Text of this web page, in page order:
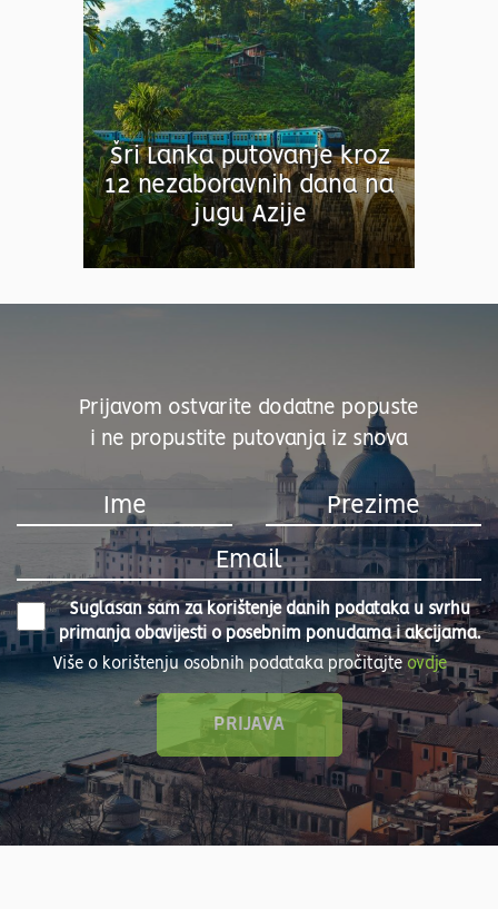
Šri Lanka putovanje kroz
12 nezaboravnih dana na
jugu Azije
Prijavom ostvarite dodatne popuste
i ne propustite putovanja iz snova
Suglasan sam za korištenje danih podataka u svrhu
primanja obavijesti o posebnim ponudama i akcijama.
Više o korištenju osobnih podataka pročitajteovdje